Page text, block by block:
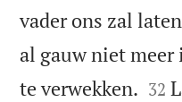
vader ons zal
al gauw niet
te verwekken. 

32